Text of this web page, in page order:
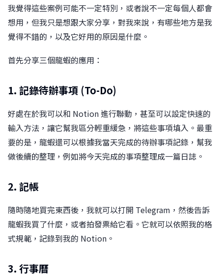
我覺得這些案例可能不一定特別，或者說不一定每個人都會
想用，但我只是想跟大家分享，對我來說，有哪些地方是我
覺得不錯的，以及它好用的原因是什麼。
首先分享三個龍蝦的應用：
1. 記錄待辦事項 (To-Do)
好處在於我可以和 Notion 進行聯動，甚至可以設定快速的
輸入方法，讓它幫我區分輕重緩急，將這些事項填入。最重
要的是，龍蝦還可以根據我當天完成的待辦事項記錄，幫我
做後續的整理，例如將今天完成的事項整理成一篇日誌。
2. 記帳
隨時隨地買完東西後，我就可以打開 Telegram，然後告訴
龍蝦我買了什麼，或者拍發票給它看。它就可以依照我的格
式規範，記錄到我的 Notion。
3. 行事曆